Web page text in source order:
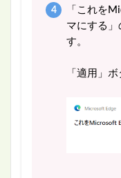
「これを
マにする」
す。
「適用」